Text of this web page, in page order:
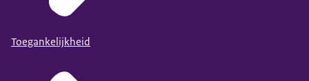
Toegankelijkheid